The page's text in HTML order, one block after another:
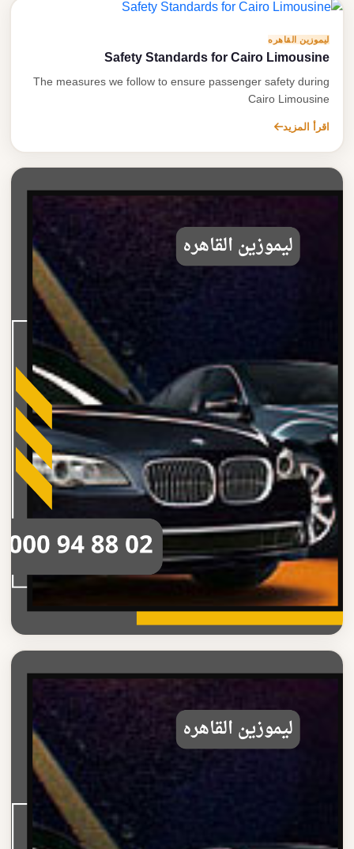
ليموزين القاهره
Safety Standards for Cairo Limousine
The measures we follow to ensure passenger safety during
Cairo Limousine
اقرأ المزيد
أسعار ليموزين القاهره 2025
تعرف على أسعار ليموزين القاهره الاقتصادية خدمة موثوقة ومريحة
مع سائق محترف على مدار الساعة
اقرأ المزيد